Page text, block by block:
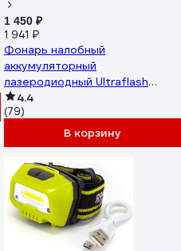
1 450 ₽
1 941 ₽
Фонарь налобный
аккумуляторный
лазеродиодный Ultraflash
E1335 4 Вт, черный, 2LED 13905
4.4
(79)
В корзину